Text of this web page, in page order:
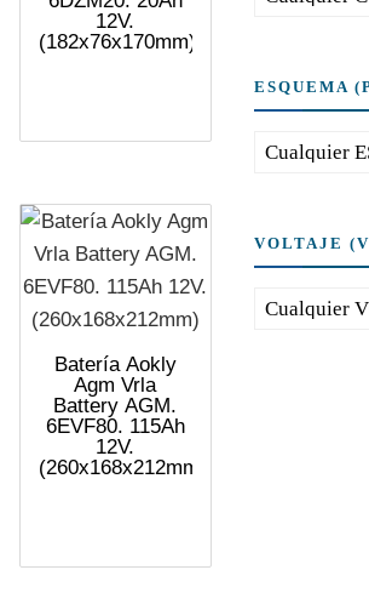
12V.
(182x76x170mm)
Batería Aokly
Agm Vrla
Battery AGM.
6EVF80. 115Ah
12V.
(260x168x212mm)
ESQUEMA
VOLTAJE